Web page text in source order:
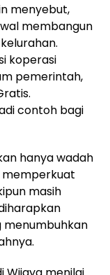
menyebut,
membangun
koperasi
pemerintah,
contoh bagi
hanya wadah
memperkuat
masih
menumbuhkan